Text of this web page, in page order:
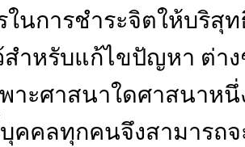
ในการชำระจิตให้บริสุท
สำหรับแก้ไขปัญหา ต่า
าะศาสนาใดศาสนาห
คคลทุกคนจึงสามารถจ